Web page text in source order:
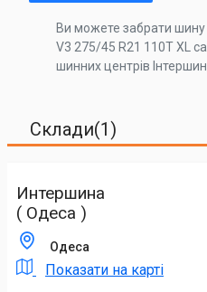
Ви можете забрати
V3 275/45 R21 110T XL
шинних центрів
Склади(1)
Интершина
( Одеса )
Одеса
Показати на карті